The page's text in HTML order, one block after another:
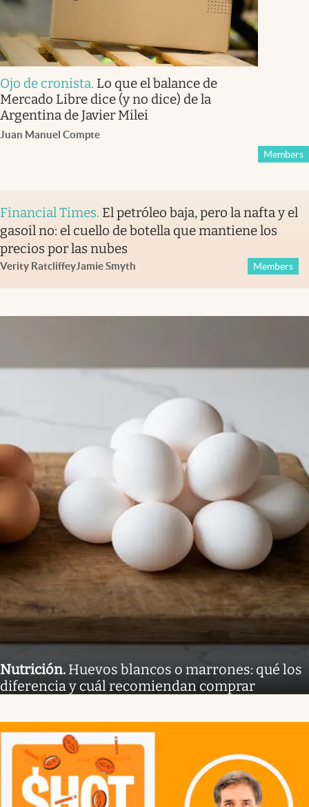
Ojo de cronista. Lo que el balance de
Mercado Libre dice (y no dice) de la
Argentina de Javier Milei
Juan Manuel Compte
Members
Financial Times. El petróleo baja, pero la nafta y el
gasoil no: el cuello de botella que mantiene los
precios por las nubes
Verity RatcliffeyJamie Smyth Members
Nutrición. Huevos blancos o marrones: qué los
diferencia y cuál recomiendan comprar